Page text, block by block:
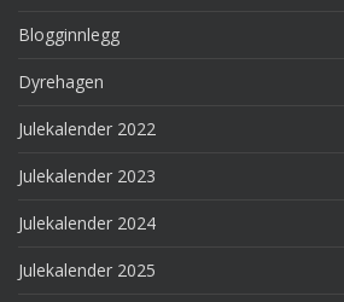
Blogginnlegg
Dyrehagen
Julekalender 2022
Julekalender 2023
Julekalender 2024
Julekalender 2025